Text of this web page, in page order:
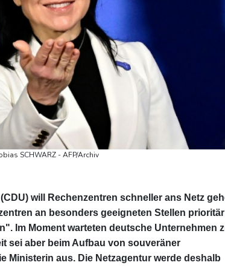
SCHWARZ - AFP/Archiv
will Rechenzentren schneller ans Netz
an besonders geeigneten Stellen prioritär
Im Moment warteten deutsche Unternehmen
sei aber beim Aufbau von souveräner
aus. Die Netzagentur werde deshalb